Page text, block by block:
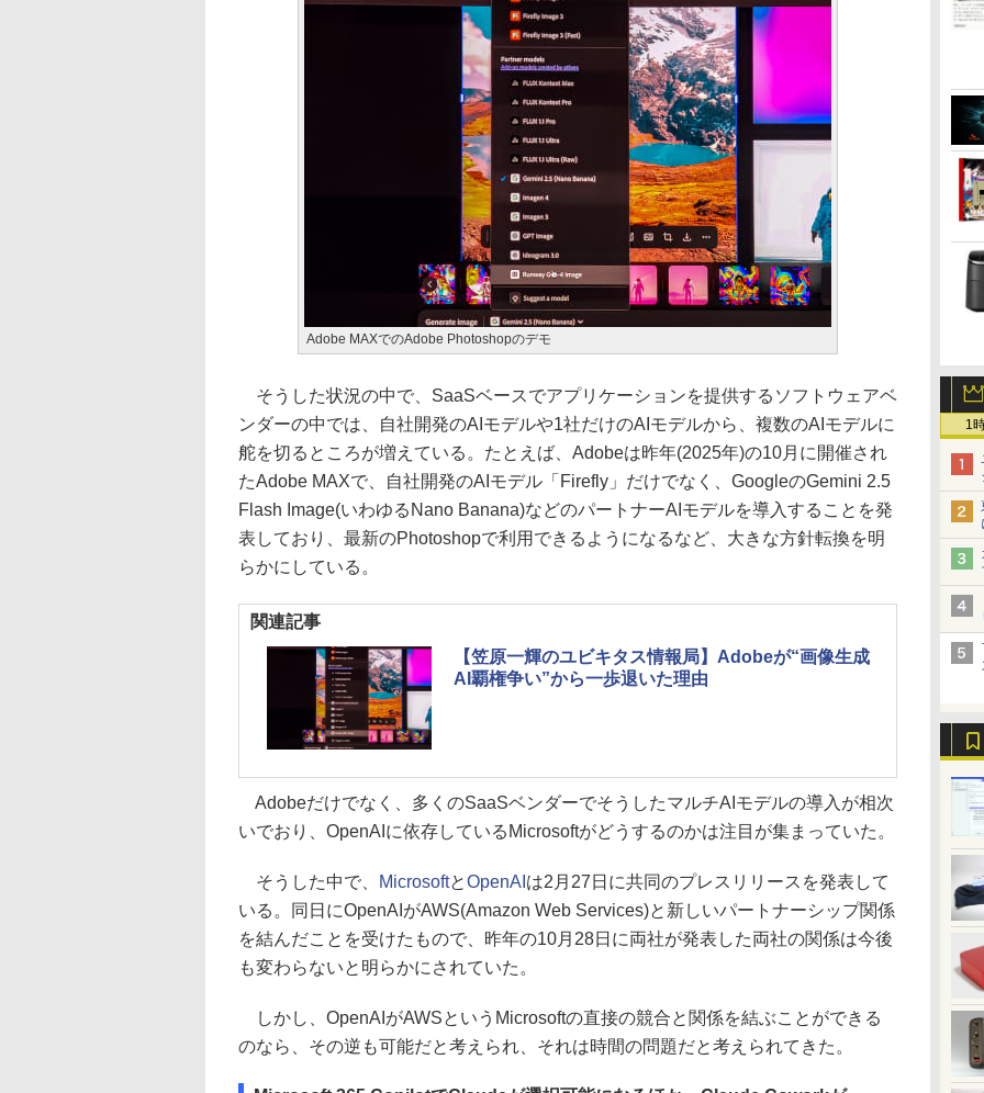
1
Adobe MAXでのAdobe Photoshopのデモ
そうした状況の中で、SaaSベースでアプリケーションを提供するソフトウェアベ
ンダーの中では、自社開発のAIモデルや1社だけのAIモデルから、複数のAIモデルに
舵を切るところが増えている。たとえば、Adobeは昨年(2025年)の10月に開催され
たAdobe MAXで、自社開発のAIモデル「Firefly」だけでなく、GoogleのGemini 2.5
Flash Image(いわゆるNano Banana)などのパートナーAIモデルを導入することを発
表しており、最新のPhotoshopで利用できるようになるなど、大きな方針転換を明
らかにしている。
関連記事
【笠原一輝のユビキタス情報局】Adobeが“画像生成
AI覇権争い”から一歩退いた理由
Adobeだけでなく、多くのSaaSベンダーでそうしたマルチAIモデルの導入が相次
いでおり、OpenAIに依存しているMicrosoftがどうするのかは注目が集まっていた。
そうした中で、 MicrosoftとOpenAI は2月27日に共同のプレスリリースを発表して
いる。同日にOpenAIがAWS(Amazon Web Services)と新しいパートナーシップ関係
を結んだことを受けたもので、昨年の10月28日に両社が発表した両社の関係は今後
も変わらないと明らかにされていた。
しかし、OpenAIがAWSというMicrosoftの直接の競合と関係を結ぶことができる
のなら、その逆も可能だと考えられ、それは時間の問題だと考えられてきた。